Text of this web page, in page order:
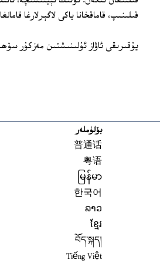
قىلىنىپ، قاماقخانا ياكى لاگېرلارغا
يۇقىرىقى ئاۋاز ئۇلىنىشتىن مەزكۇر
بۆلۈملەر
普通话
粤语
မြန်မာ
한국어
ລາວ
ខ្មែរ
བོད་སྐད།
Tiếng Việt